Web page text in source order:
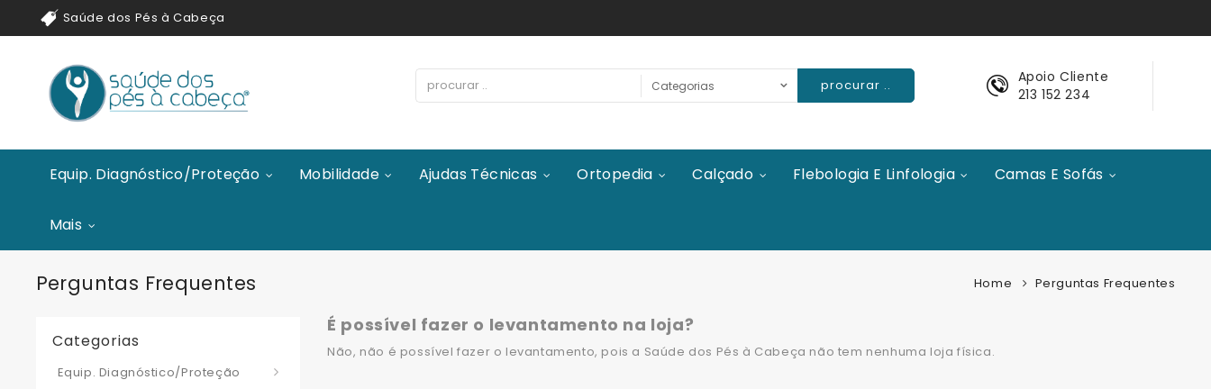
Saúde dos Pés à Cabeça
Apoio Cliente
213 152 234
procurar ..
Equip. Diagnóstico/Proteção Mobilidade Ajudas Técnicas Ortopedia Calçado Flebologia E Linfologia Camas E Sofás
Mais
Perguntas Frequentes Home Perguntas Frequentes
Categorias
Equip. Diagnóstico/Proteção
É possível fazer o levantamento na loja?
Não, não é possível fazer o levantamento, pois a Saúde dos Pés à Cabeça não tem nenhuma loja física.